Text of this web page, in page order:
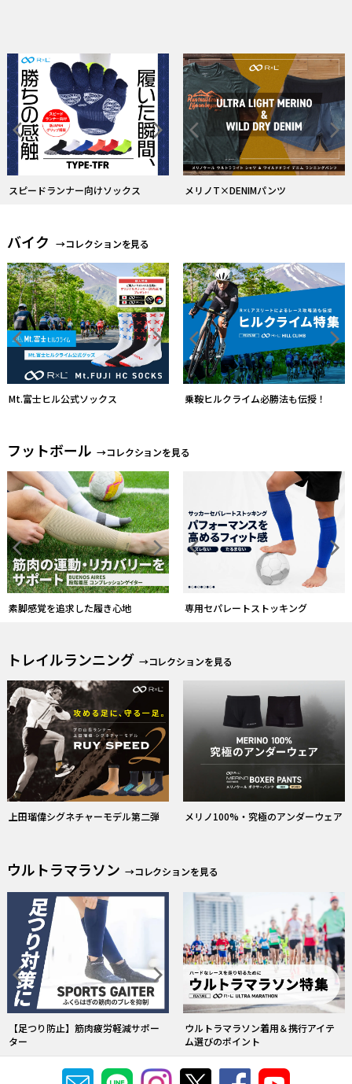
スピードランナー向けソックス メリノT×DENIMパンツ
バイク →コレクションを見る
Mt.富士ヒル公式ソックス 乗鞍ヒルクライム必勝法も伝授！
フットボール →コレクションを見る
素脚感覚を追求した履き心地 専用セパレートストッキング
トレイルランニング →コレクションを見る
上田瑠偉シグネチャーモデル第二弾 メリノ100%・究極のアンダーウェア
ウルトラマラソン →コレクションを見る
【足つり防止】筋肉疲労軽減サポー
ター
ウルトラマラソン着用＆携行アイテ
ム選びのポイント